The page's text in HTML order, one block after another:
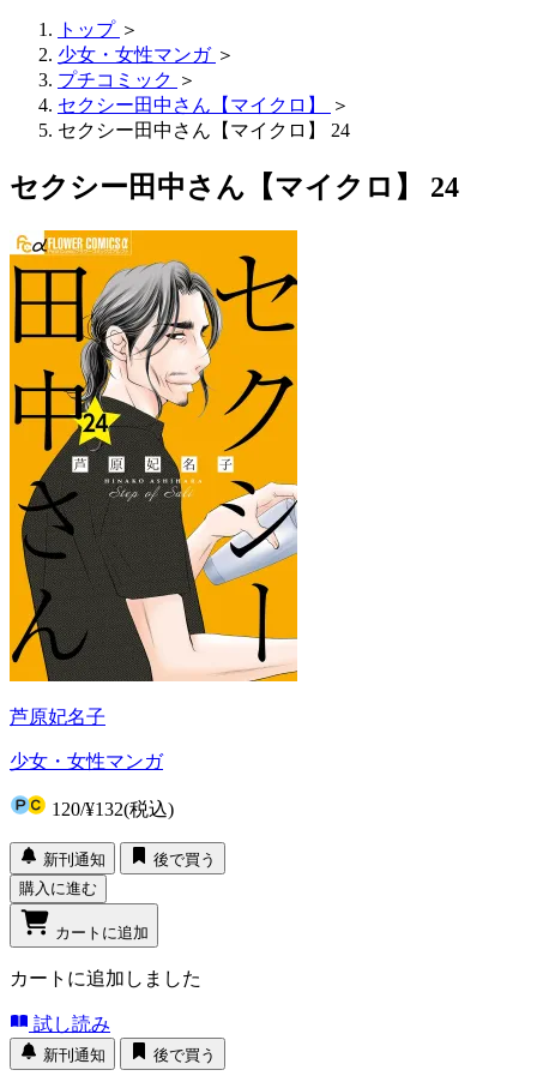
トップ ＞
少女・女性マンガ ＞
プチコミック ＞
セクシー田中さん【マイクロ】
＞
セクシー田中さん【マイクロ】 24
セクシー田中さん【マイクロ】 24
芦原妃名子
少女・女性マンガ
120/¥132(税込)
新刊通知
後で買う
購入に進む
カートに追加
カートに追加しました
試し読み
新刊通知 後で買う